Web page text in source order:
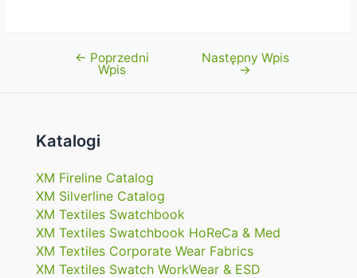
Nawigacja
← Poprzedni
Wpis
Następny Wpis
→
Katalogi
XM Fireline Catalog
XM Silverline Catalog
XM Textiles Swatchbook
XM Textiles Swatchbook HoReCa & Med
XM Textiles Corporate Wear Fabrics
XM Textiles Swatch WorkWear & ESD